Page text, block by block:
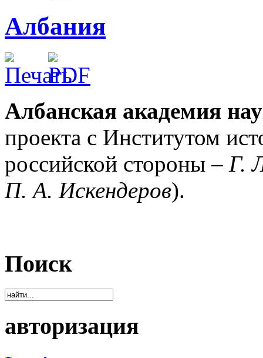
Албания
Албанская академия
проекта с Институтом
российской стороны – Г.
П. А. Искендеров).
Поиск
авторизация